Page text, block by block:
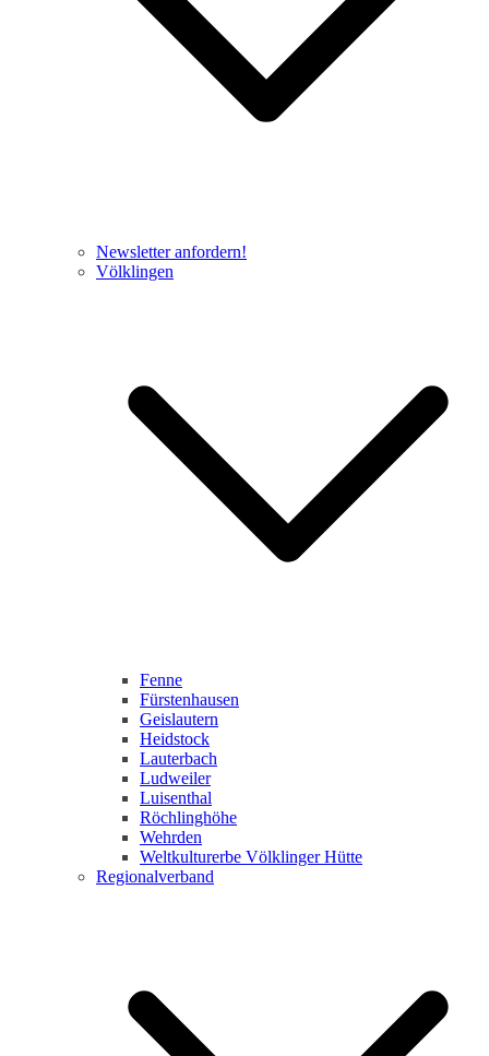
Newsletter anfordern!
Völklingen
Fenne
Fürstenhausen
Geislautern
Heidstock
Lauterbach
Ludweiler
Luisenthal
Röchlinghöhe
Wehrden
Weltkulturerbe Völklinger Hütte
Regionalverband